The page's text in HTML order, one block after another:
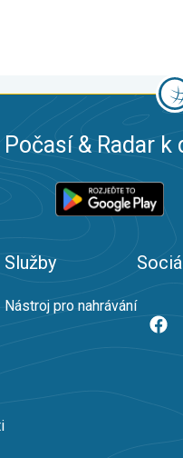
Počasí & Radar
Služby
Nástroj pro nahrávání